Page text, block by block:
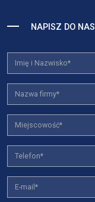
NAPISZ DO NAS